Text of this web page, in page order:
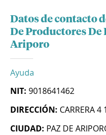
Datos de contacto
De Productores De
Ariporo
Ayuda
NIT: 9018641462
DIRECCIÓN: CARRERA 4
CIUDAD: PAZ DE